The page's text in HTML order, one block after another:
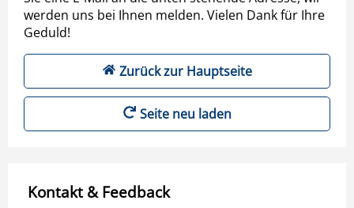
werden uns bei Ihnen melden. Vielen Dank für Ihre
Geduld!
Zurück zur Hauptseite
Seite neu laden
Kontakt & Feedback